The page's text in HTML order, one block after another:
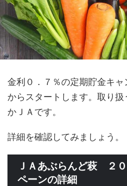
金利０．７％の定期貯金キャ
からスタートします。取り扱
かＪＡです。
詳細を確認してみましょう。
ＪＡあぶらんど萩 ２
ペーンの詳細